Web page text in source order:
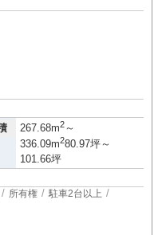
267.68m2～
336.09m280.97坪～
101.66坪
所有権
駐車2台以上